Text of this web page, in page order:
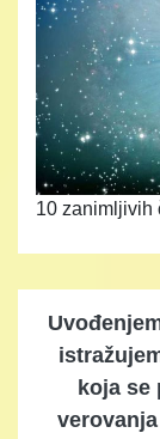
10 zanimljivih
koja se